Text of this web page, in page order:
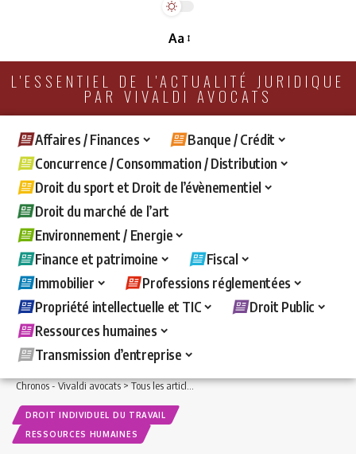
Aa
L'ESSENTIEL DE L'ACTUALITÉ JURIDIQUE
PAR VIVALDI AVOCATS
Affaires / Finances
Banque / Crédit
Concurrence / Consommation / Distribution
Droit du sport et Droit de l’évènementiel
Droit du marché de l’art
Environnement / Energie
Finance et patrimoine
Fiscal
Immobilier
Professions réglementées
Propriété intellectuelle et TIC
Droit Public
Ressources humaines
Transmission d’entreprise
Chronos - Vivaldi avocats>Tous les articles >Ressources humaines>Droit
DROIT INDIVIDUEL DU TRAVAIL
RESSOURCES HUMAINES